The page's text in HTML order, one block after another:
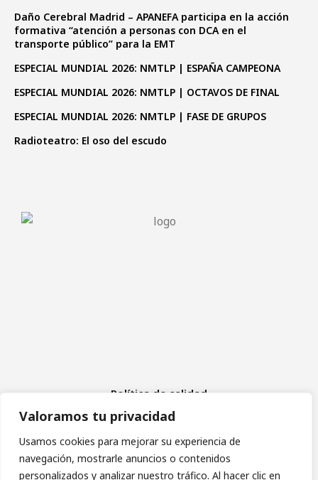
Valoramos tu privacidad
Usamos cookies para mejorar su experiencia de
navegación, mostrarle anuncios o contenidos
personalizados y analizar nuestro tráfico. Al hacer clic en
Daño Cerebral Madrid – APANEFA participa en la acción
formativa “atención a personas con DCA en el
transporte público” para la EMT
ESPECIAL MUNDIAL 2026: NMTLP | ESPAÑA CAMPEONA
ESPECIAL MUNDIAL 2026: NMTLP | OCTAVOS DE FINAL
ESPECIAL MUNDIAL 2026: NMTLP | FASE DE GRUPOS
Radioteatro: El oso del escudo
Política de calidad
Aviso Legal
Política de cookies
Política de privacidad